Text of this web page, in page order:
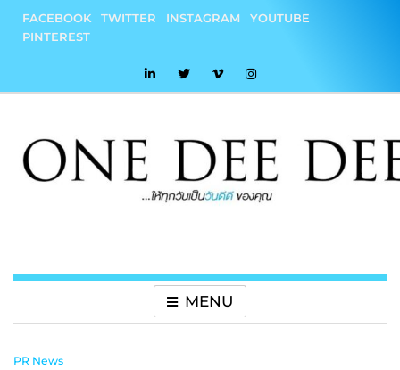
content
FACEBOOK TWITTER INSTAGRAM
YOUTUBE
PINTEREST
MENU
PR News